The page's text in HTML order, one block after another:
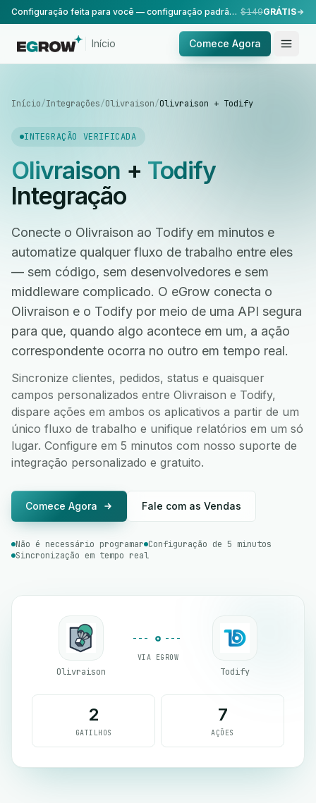
Configuração feita para você — configuração padrão, realizada pela nossa equipe. $149GRÁTIS
Início Comece Agora
Início/Integrações/Olivraison/Olivraison + Todify
INTEGRAÇÃO VERIFICADA
Olivraison + Todify
Integração
Conecte o Olivraison ao Todify em minutos e
automatize qualquer fluxo de trabalho entre eles
— sem código, sem desenvolvedores e sem
middleware complicado. O eGrow conecta o
Olivraison e o Todify por meio de uma API segura
para que, quando algo acontece em um, a ação
correspondente ocorra no outro em tempo real.
Sincronize clientes, pedidos, status e quaisquer
campos personalizados entre Olivraison e Todify,
dispare ações em ambos os aplicativos a partir de um
único fluxo de trabalho e unifique relatórios em um só
lugar. Configure em 5 minutos com nosso suporte de
integração personalizado e gratuito.
Comece Agora Fale com as Vendas
Não é necessário programar Configuração de 5 minutos
Sincronização em tempo real
Olivraison
VIA EGROW
Todify
2
GATILHOS
7
AÇÕES